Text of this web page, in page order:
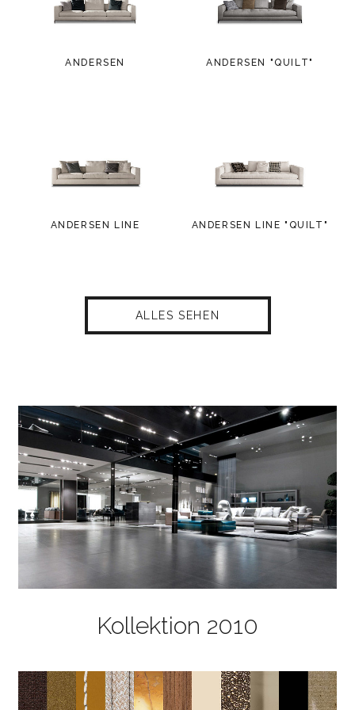
ANDERSEN ANDERSEN "QUILT"
ANDERSEN LINE ANDERSEN LINE "QUILT"
ALLES SEHEN
Kollektion 2010